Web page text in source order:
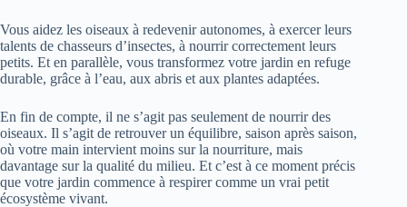
Vous aidez les oiseaux à redevenir autonomes, à exercer leurs
talents de chasseurs d’insectes, à nourrir correctement leurs
petits. Et en parallèle, vous transformez votre jardin en refuge
durable, grâce à l’eau, aux abris et aux plantes adaptées.
En fin de compte, il ne s’agit pas seulement de nourrir des
oiseaux. Il s’agit de retrouver un équilibre, saison après saison,
où votre main intervient moins sur la nourriture, mais
davantage sur la qualité du milieu. Et c’est à ce moment précis
que votre jardin commence à respirer comme un vrai petit
écosystème vivant.